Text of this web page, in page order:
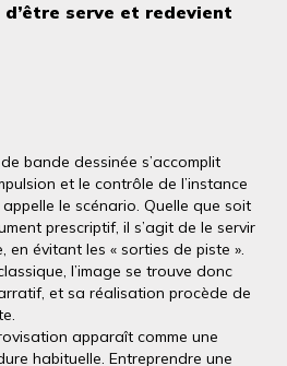
d’être serve et redevient
bande dessinée s’accomplit
et le contrôle de l’instance
le scénario. Quelle que soit
prescriptif, il s’agit de le servir
en évitant les « sorties de piste ».
l’image se trouve donc
et sa réalisation procède de
apparaît comme une
habituelle. Entreprendre une